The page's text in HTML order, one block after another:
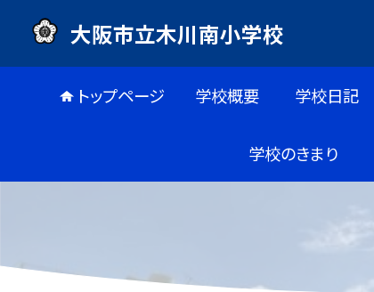
大阪市立木川南小学校
トップページ 学校概要 学校日記
学校のきまり